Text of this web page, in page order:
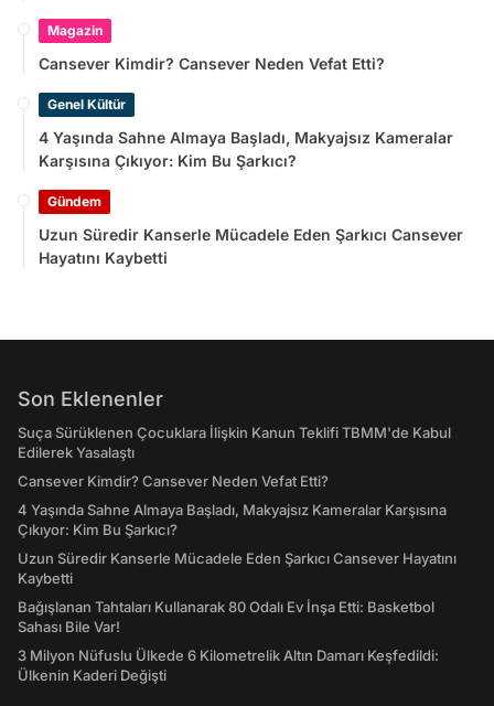
Magazin
Cansever Kimdir? Cansever Neden Vefat Etti?
Genel Kültür
4 Yaşında Sahne Almaya Başladı, Makyajsız Kameralar
Karşısına Çıkıyor: Kim Bu Şarkıcı?
Gündem
Uzun Süredir Kanserle Mücadele Eden Şarkıcı Cansever
Hayatını Kaybetti
Son Eklenenler
Suça Sürüklenen Çocuklara İlişkin Kanun Teklifi TBMM'de Kabul
Edilerek Yasalaştı
Cansever Kimdir? Cansever Neden Vefat Etti?
4 Yaşında Sahne Almaya Başladı, Makyajsız Kameralar Karşısına
Çıkıyor: Kim Bu Şarkıcı?
Uzun Süredir Kanserle Mücadele Eden Şarkıcı Cansever Hayatını
Kaybetti
Bağışlanan Tahtaları Kullanarak 80 Odalı Ev İnşa Etti: Basketbol
Sahası Bile Var!
3 Milyon Nüfuslu Ülkede 6 Kilometrelik Altın Damarı Keşfedildi:
Ülkenin Kaderi Değişti